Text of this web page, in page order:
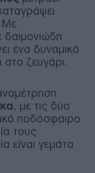
Με
δαιμονιώδη
ένα δυναμικό
στο ζευγάρι.
, με τις δύο
ποδόσφαιρο
τους
είναι γεμάτα